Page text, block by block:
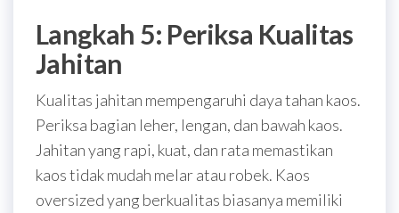
Langkah 5: Periksa Kualitas
Jahitan
Kualitas jahitan mempengaruhi daya tahan kaos.
Periksa bagian leher, lengan, dan bawah kaos.
Jahitan yang rapi, kuat, dan rata memastikan
kaos tidak mudah melar atau robek. Kaos
oversized yang berkualitas biasanya memiliki